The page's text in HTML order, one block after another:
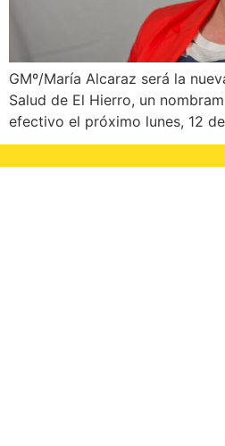
GMº/María Alcaraz será la
Salud de El Hierro, un
efectivo el próximo lunes, 12